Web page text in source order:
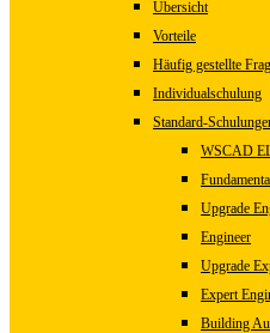
Übersicht
Vorteile
Häufig gestellte
Individualschulung
Standard-
WSCAD
Upgrade
Engineer
Upgrade
Expert
Building